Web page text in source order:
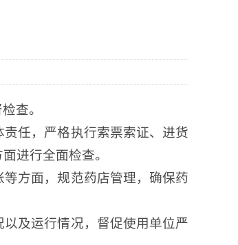
查。
任，严格执行索票索证、进货
进行全面检查。
方面，规范药店管理，确保药
及运行情况，督促使用单位严